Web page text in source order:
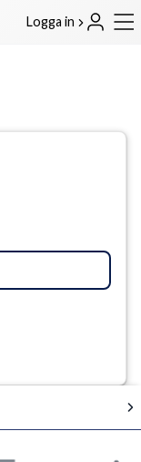
Logga in